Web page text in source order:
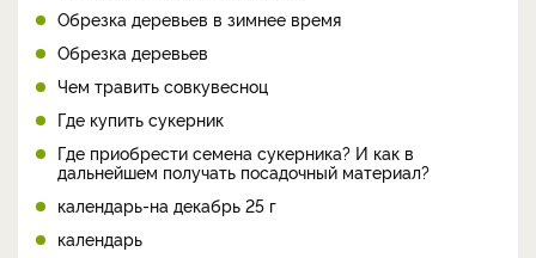
Обрезка деревьев в зимнее время
Обрезка деревьев
Чем травить совкувесноц
Где купить сукерник
Где приобрести семена сукерника? И как в
дальнейшем получать посадочный материал?
календарь-на декабрь 25 г
календарь